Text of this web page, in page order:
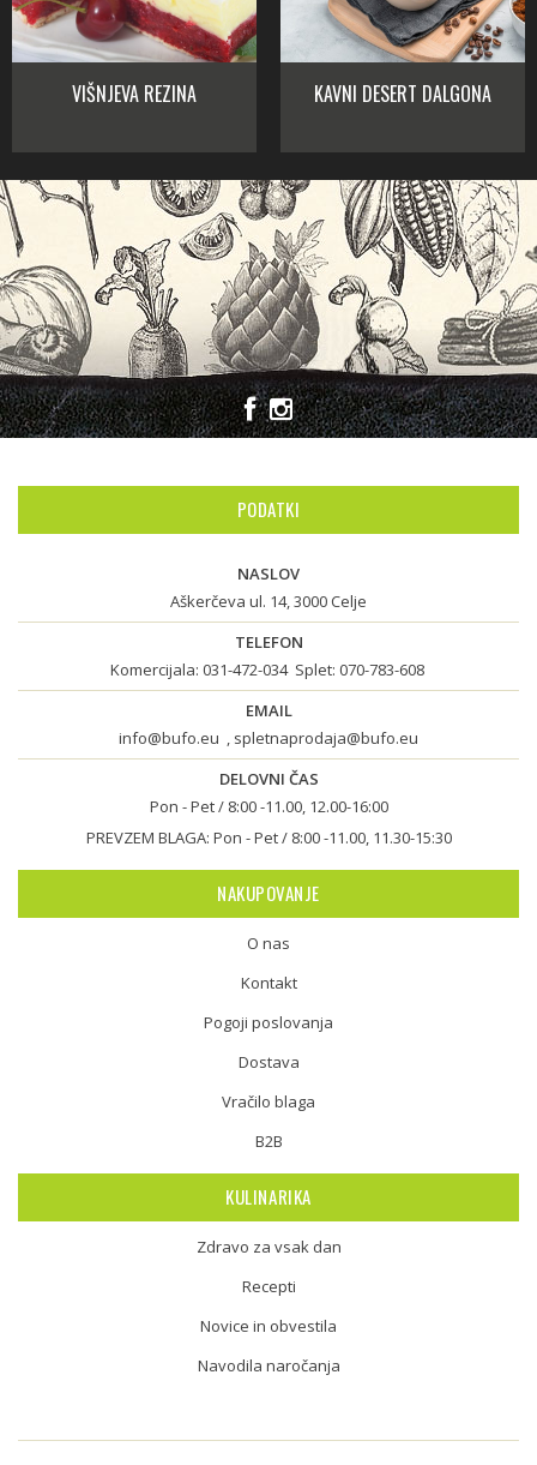
VIŠNJEVA REZINA KAVNI DESERT DALGONA
PODATKI
NASLOV
Aškerčeva ul. 14, 3000 Celje
TELEFON
Komercijala: 031-472-034Splet: 070-783-608
EMAIL
info@bufo.eu , spletnaprodaja@bufo.eu
DELOVNI ČAS
Pon - Pet / 8:00 -11.00, 12.00-16:00
PREVZEM BLAGA: Pon - Pet / 8:00 -11.00, 11.30-15:30
NAKUPOVANJE
O nas
Kontakt
Pogoji poslovanja
Dostava
Vračilo blaga
B2B
KULINARIKA
Zdravo za vsak dan
Recepti
Novice in obvestila
Navodila naročanja